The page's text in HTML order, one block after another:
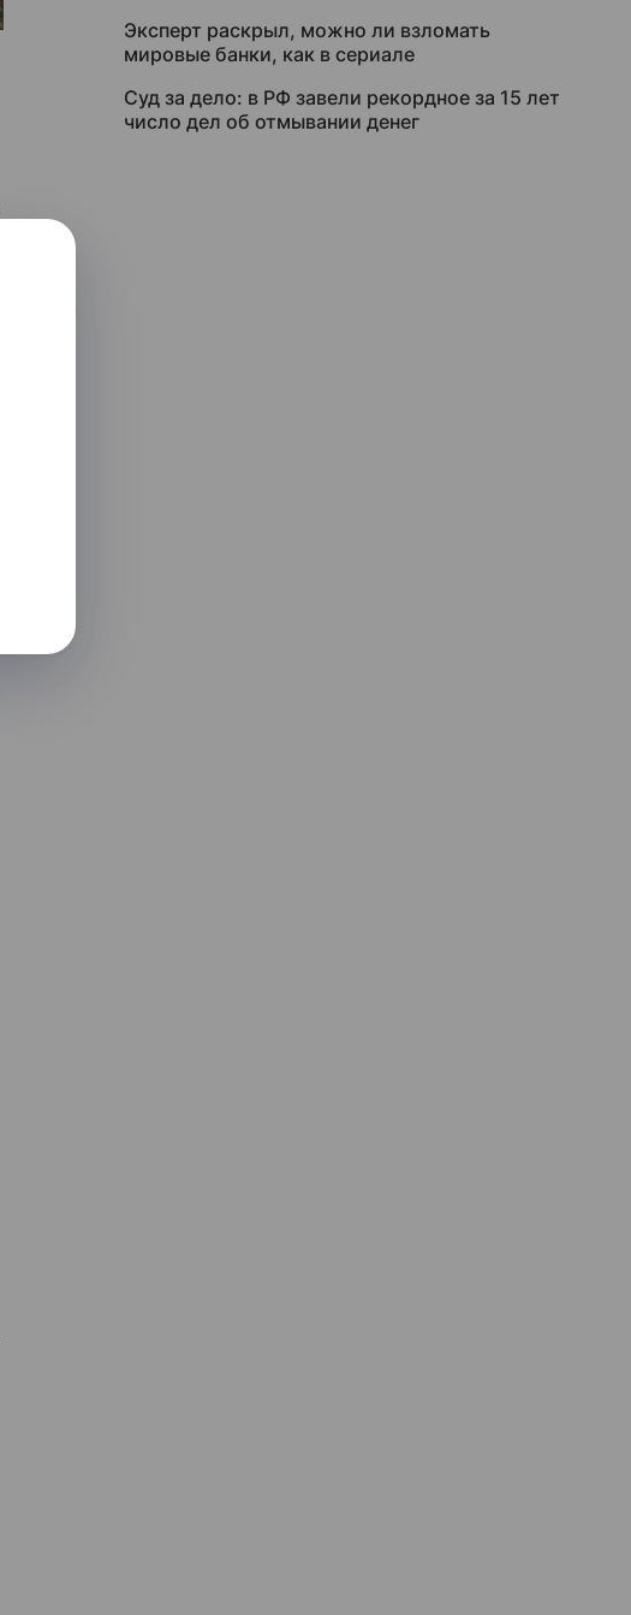
Эксперт раскрыл, можно ли взломать
мировые банки, как в сериале
Суд за дело: в РФ завели рекордное за 15 лет
число дел об отмывании денег